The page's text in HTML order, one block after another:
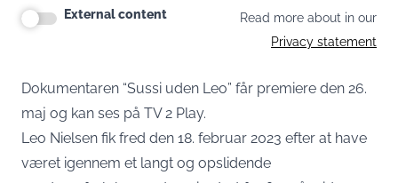
External content
Read more about in our
Privacy statement
Dokumentaren “Sussi uden Leo” får premiere den 26.
maj og kan ses på TV 2 Play.
Leo Nielsen fik fred den 18. februar 2023 efter at have
været igennem et langt og opslidende